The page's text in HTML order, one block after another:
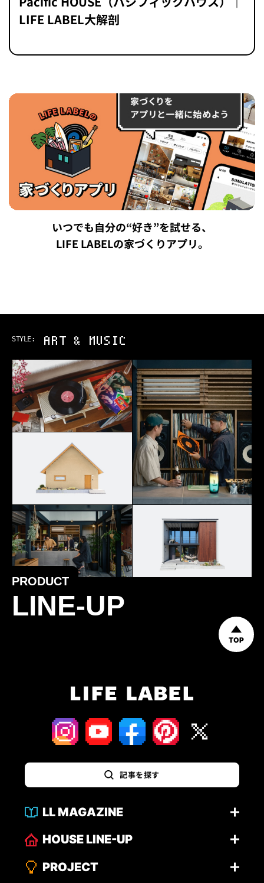
LIFE LABEL大解剖
いつでも自分の“好き”を試せる、
LIFE LABELの家づくりアプリ。
STYLE: ART & MUSIC
PRODUCT
LINE-UP
TOP
記事を探す
LL MAGAZINE
HOUSE LINE-UP
PROJECT